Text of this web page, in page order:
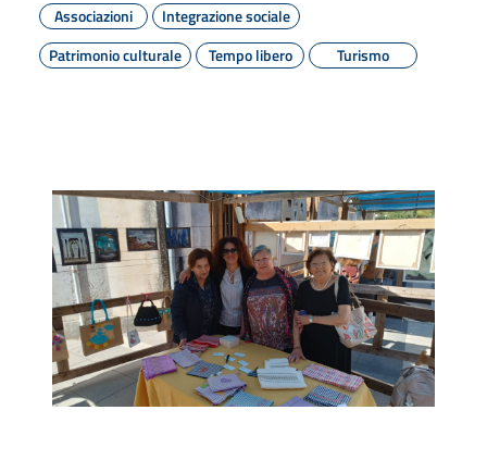
Associazioni
Integrazione sociale
Patrimonio culturale
Tempo libero Turismo